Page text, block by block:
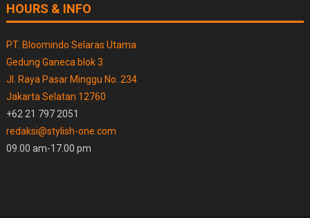
HOURS & INFO
PT. Bloomindo Selaras Utama
Gedung Ganeca blok 3
Jl. Raya Pasar Minggu No. 234
Jakarta Selatan 12760
+62 21 797 2051
redaksi@stylish-one.com
09.00 am-17.00 pm